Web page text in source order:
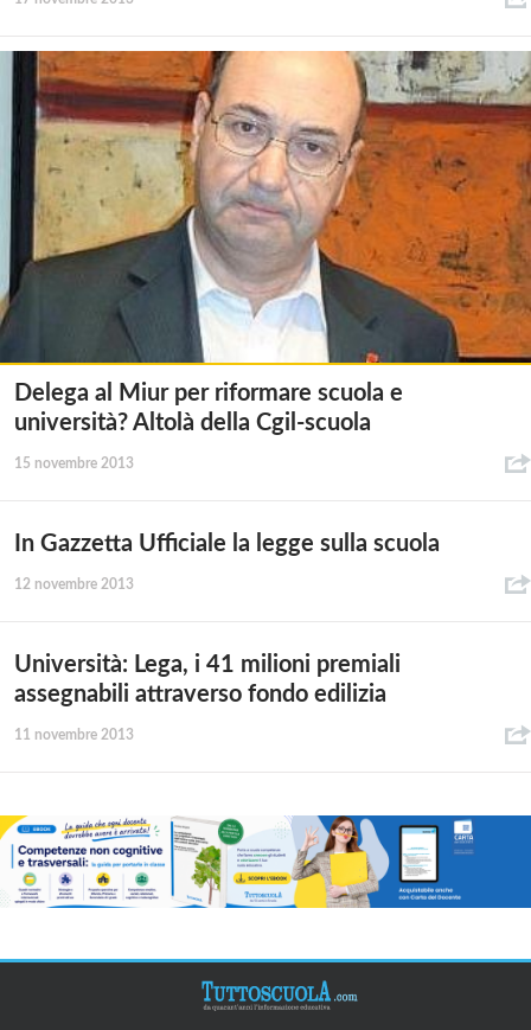
Delega al Miur per riformare scuola e
università? Altolà della Cgil-scuola
15 novembre 2013
In Gazzetta Ufficiale la legge sulla scuola
12 novembre 2013
Università: Lega, i 41 milioni premiali
assegnabili attraverso fondo edilizia
11 novembre 2013